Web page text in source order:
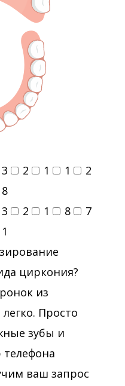
3 2 1 1
2
8
3 2 1 8
7
1
циркония?
из
Просто
зубы и
ваш запрос